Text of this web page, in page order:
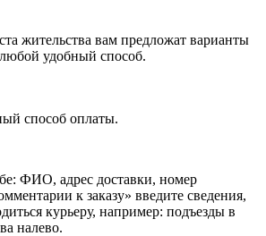
жительства вам предложат варианты
удобный способ.
способ оплаты.
ФИО, адрес доставки, номер
к заказу» введите сведения,
курьеру, например: подъезды в
налево.